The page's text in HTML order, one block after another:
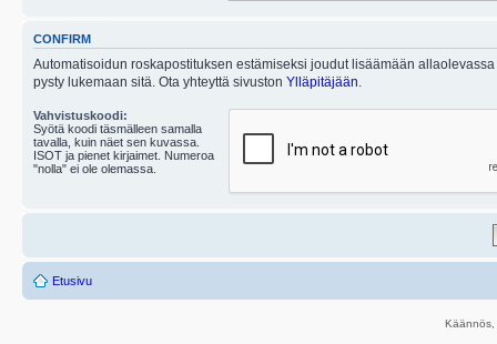
CONFIRM
Automatisoidun roskapostituksen estämiseksi joudut lisäämään
pysty lukemaan sitä. Ota yhteyttä sivuston Ylläpitäjään
Vahvistuskoodi:
Syötä koodi täsmälleen samalla
tavalla, kuin näet sen kuvassa.
ISOT ja pienet kirjaimet. Numeroa
"nolla" ei ole olemassa.
Etusivu